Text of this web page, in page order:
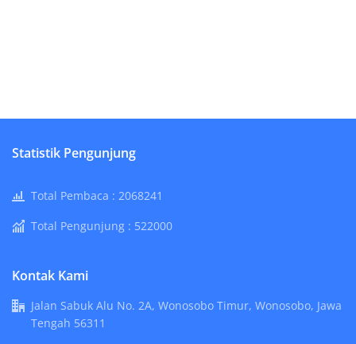
Statistik Pengunjung
Total Pembaca : 2068241
Total Pengunjung : 522000
Kontak Kami
Jalan Sabuk Alu No. 2A, Wonosobo Timur, Wonosobo, Jawa
Tengah 56311